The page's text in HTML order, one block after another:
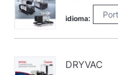
idioma:
DRYVAC